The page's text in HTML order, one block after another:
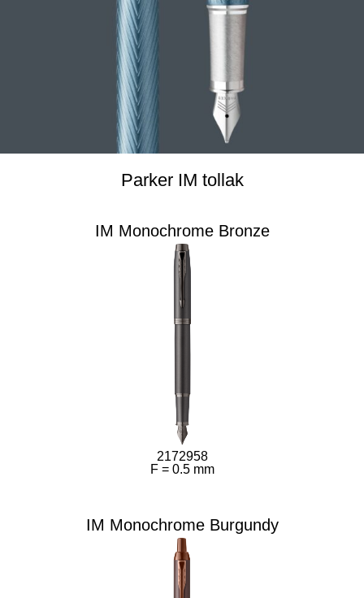
Parker IM tollak
IM Monochrome Bronze
2172958
F = 0.5 mm
IM Monochrome Burgundy